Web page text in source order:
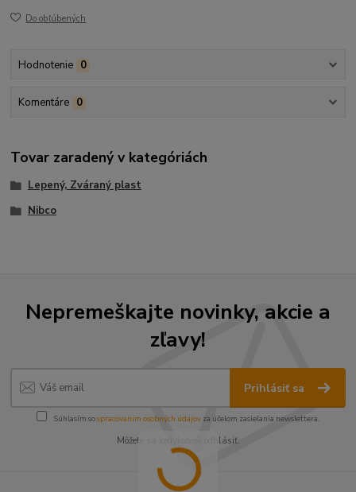
Do obľúbených
Hodnotenie 0
Komentáre 0
Tovar zaradený v kategóriách
Lepený, Zváraný plast
Nibco
Nepremeškajte novinky, akcie a
zľavy!
Prihlásiť sa
Súhlasím sospracovaním osobných údajov za účelom zasielania newslettera.
Môžete sa kedykoľvek odhlásiť.